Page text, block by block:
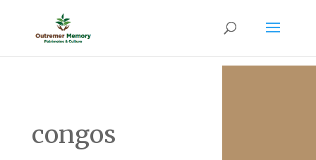
congos